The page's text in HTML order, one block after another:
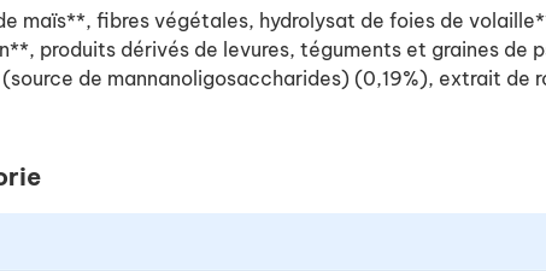
maïs**, fibres végétales, hydrolysat de foies de
produits dérivés de levures, téguments et graines de
de mannanoligosaccharides) (0,19%), extrait de